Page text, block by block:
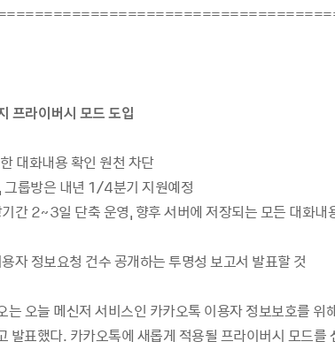
프라이버시 모드 도입
대화내용 확인 원천 차단
룹방은 내년 1/4분기 지원예정
간 2~3일 단축 운영, 향후 서버에 저장되는 모든 대화내
자 정보요청 건수 공개하는 투명성 보고서 발표할 것
오늘 메신저 서비스인 카카오톡 이용자 정보보호를 위
발표했다. 카카오톡에 새롭게 적용될 프라이버시 모드를